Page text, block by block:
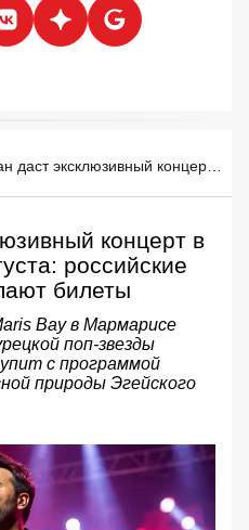
концерт в
российские
билеты
Bay в Мармарисе
поп-звезды
с программой
природы Эгейского